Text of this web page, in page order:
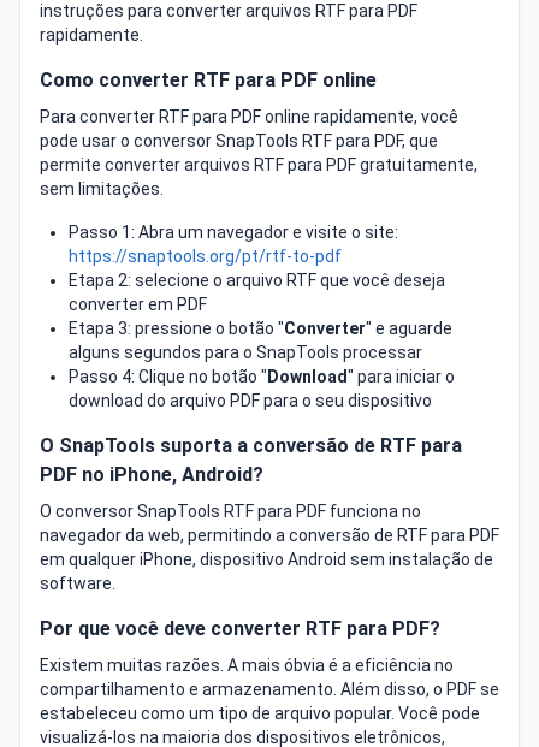
instruções para converter arquivos RTF para PDF
rapidamente.
Como converter RTF para PDF online
Para converter RTF para PDF online rapidamente, você
pode usar o conversor SnapTools RTF para PDF, que
permite converter arquivos RTF para PDF gratuitamente,
sem limitações.
Passo 1: Abra um navegador e visite o site:
https://snaptools.org/pt/rtf-to-pdf
Etapa 2: selecione o arquivo RTF que você deseja
converter em PDF
Etapa 3: pressione o botão "Converter" e aguarde
alguns segundos para o SnapTools processar
Passo 4: Clique no botão " Download" para iniciar o
download do arquivo PDF para o seu dispositivo
O SnapTools suporta a conversão de RTF para
PDF no iPhone, Android?
O conversor SnapTools RTF para PDF funciona no
navegador da web, permitindo a conversão de RTF para PDF
em qualquer iPhone, dispositivo Android sem instalação de
software.
Por que você deve converter RTF para PDF?
Existem muitas razões. A mais óbvia é a eficiência no
compartilhamento e armazenamento. Além disso, o PDF se
estabeleceu como um tipo de arquivo popular. Você pode
visualizá-los na maioria dos dispositivos eletrônicos,